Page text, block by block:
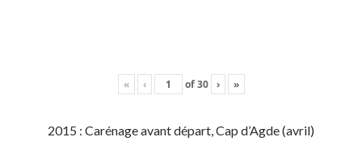
« ‹ of30 › »
2015 : Carénage avant départ, Cap d’Agde (avril)